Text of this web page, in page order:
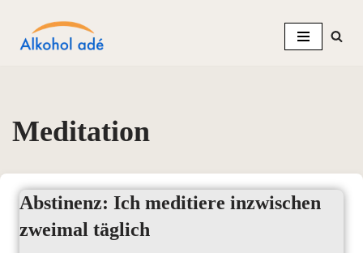
Zum
Meditation
Abstinenz: Ich meditiere inzwischen
zweimal täglich